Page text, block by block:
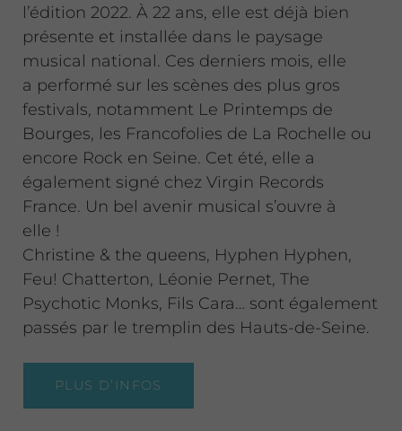
l’édition 2022. À 22 ans, elle est déjà bien
présente et installée dans le paysage
musical national. Ces derniers mois, elle
a performé sur les scènes des plus gros
festivals, notamment Le Printemps de
Bourges, les Francofolies de La Rochelle ou
encore Rock en Seine. Cet été, elle a
également signé chez Virgin Records
France. Un bel avenir musical s’ouvre à
elle !
Christine & the queens, Hyphen Hyphen,
Feu! Chatterton, Léonie Pernet, The
Psychotic Monks, Fils Cara… sont également
passés par le tremplin des Hauts-de-Seine.
PLUS D’INFOS